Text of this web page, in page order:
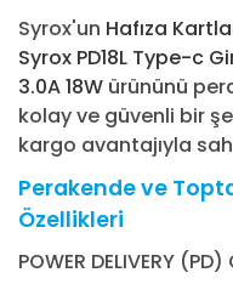
Syrox'un Hafıza
Syrox PD18L Type-c
3.0A 18W ürününü
kolay ve güvenli bir
kargo avantajıyla
Perakende ve
Özellikleri
POWER DELIVERY (PD)